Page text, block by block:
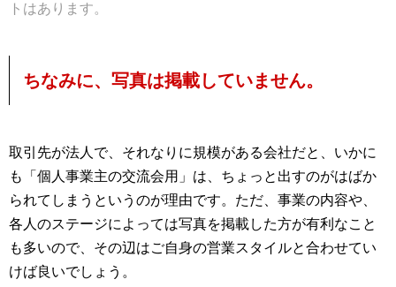
トはあります。
ちなみに、写真は掲載していません。
取引先が法人で、それなりに規模がある会社だと、いかに
も「個人事業主の交流会用」は、ちょっと出すのがはばか
られてしまうというのが理由です。ただ、事業の内容や、
各人のステージによっては写真を掲載した方が有利なこと
も多いので、その辺はご自身の営業スタイルと合わせてい
けば良いでしょう。